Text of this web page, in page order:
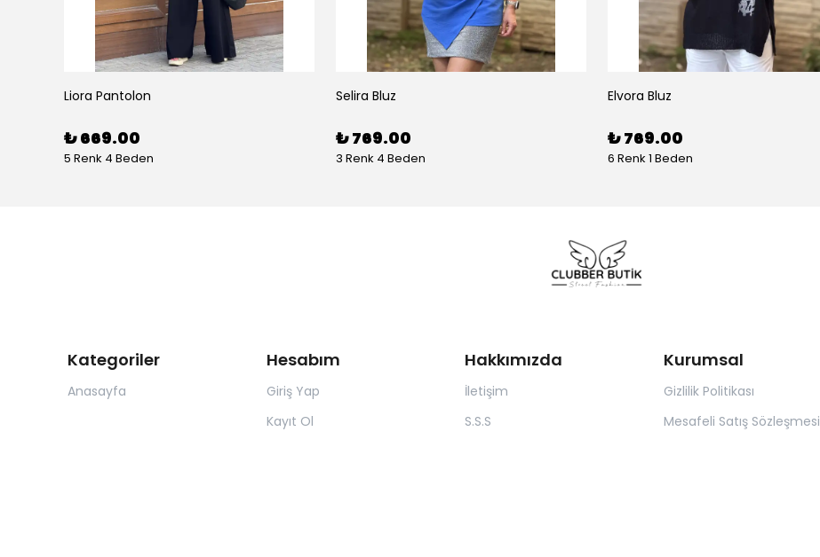
Liora Pantolon
₺ 669.00
5 Renk 4 Beden
Selira Bluz
₺ 769.00
3 Renk 4 Beden
Elvora Bluz
₺ 769.00
6 Renk 1 Beden
Kategoriler
Anasayfa
Hesabım
Giriş Yap
Kayıt Ol
Hakkımızda
İletişim
S.S.S
Kurumsal
Gizlilik Politikası
Mesafeli Satış Sözleşmesi